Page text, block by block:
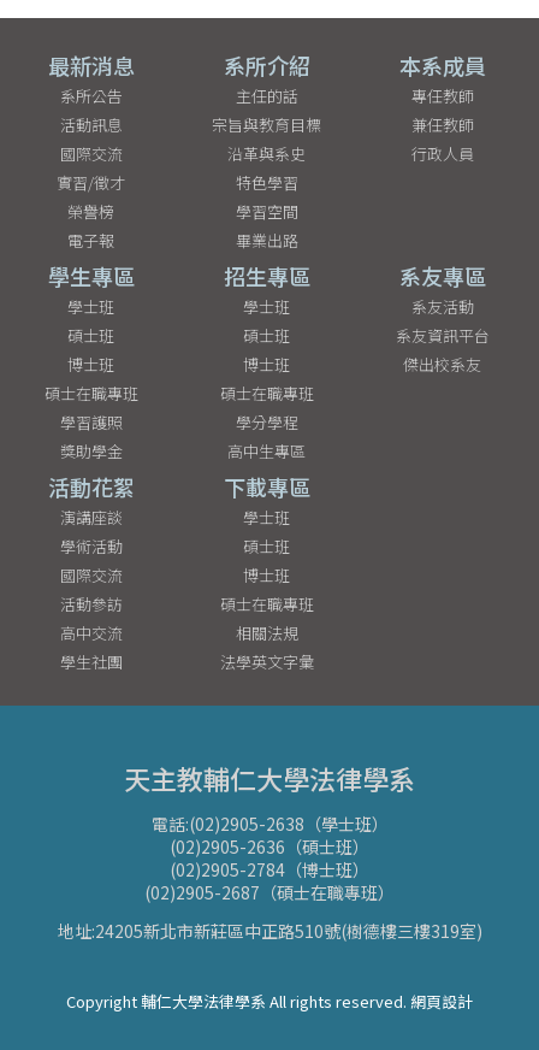
最新消息
系所公告
活動訊息
國際交流
實習/徵才
榮譽榜
電子報
系所介紹
主任的話
宗旨與教育目標
沿革與系史
特色學習
學習空間
畢業出路
本系成員
專任教師
兼任教師
行政人員
學生專區
學士班
碩士班
博士班
碩士在職專班
學習護照
獎助學金
招生專區
學士班
碩士班
博士班
碩士在職專班
學分學程
高中生專區
系友專區
系友活動
系友資訊平台
傑出校系友
活動花絮
演講座談
學術活動
國際交流
活動參訪
高中交流
學生社團
下載專區
學士班
碩士班
博士班
碩士在職專班
相關法規
法學英文字彙
天主教輔仁大學法律學系
電話:(02)2905-2638（學士班）
(02)2905-2636（碩士班）
(02)2905-2784（博士班）
(02)2905-2687（碩士在職專班）
地址:24205新北市新莊區中正路510號(樹德樓三樓319室)
Copyright 輔仁大學法律學系 All rights reserved. 網頁設計